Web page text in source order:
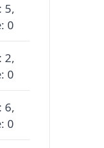
5,
0
2,
0
6,
0